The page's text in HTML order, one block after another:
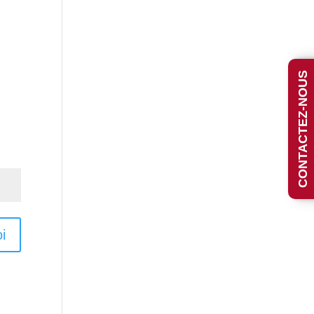
CONTACTEZ-NOUS